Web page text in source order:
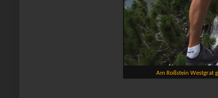
Am Roßstein Westgrat